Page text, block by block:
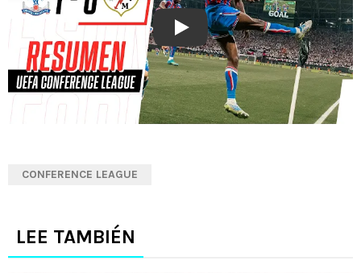
Play
CONFERENCE LEAGUE
LEE TAMBIÉN